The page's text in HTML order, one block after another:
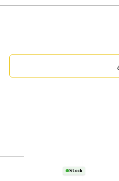
Stock